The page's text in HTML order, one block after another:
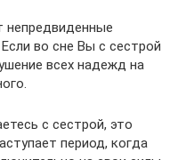
непредвиденные
во сне Вы с сестрой
всех надежд на
с сестрой, это
период, когда